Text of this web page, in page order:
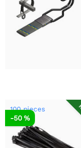
100 pieces
-50 %